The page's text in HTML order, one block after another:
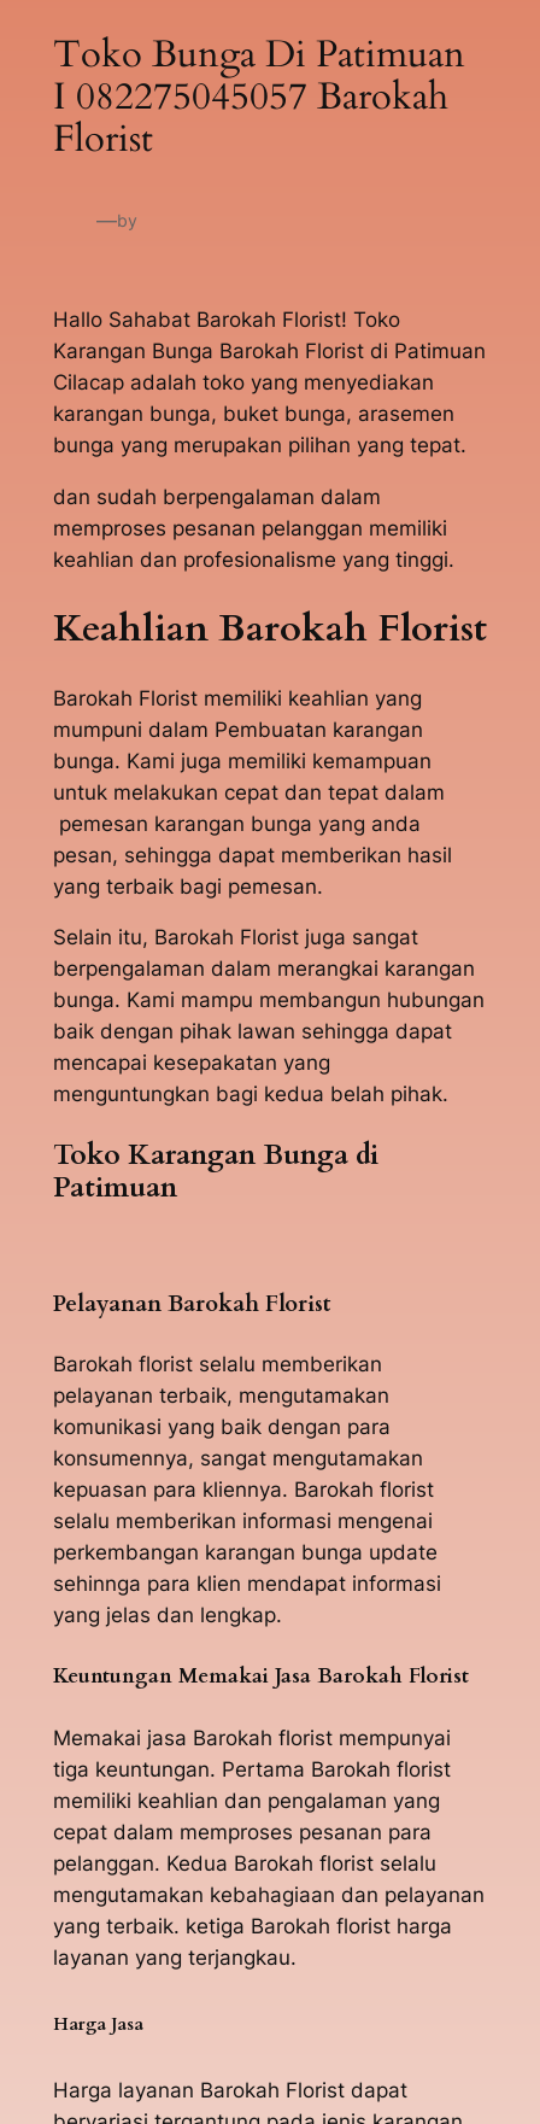
Toko Bunga Di Patimuan
I 082275045057 Barokah
Florist
—by
Hallo Sahabat Barokah Florist! Toko
Karangan Bunga Barokah Florist di Patimuan
Cilacap adalah toko yang menyediakan
karangan bunga, buket bunga, arasemen
bunga yang merupakan pilihan yang tepat.
dan sudah berpengalaman dalam
memproses pesanan pelanggan memiliki
keahlian dan profesionalisme yang tinggi.
Keahlian Barokah Florist
Barokah Florist memiliki keahlian yang
mumpuni dalam Pembuatan karangan
bunga. Kami juga memiliki kemampuan
untuk melakukan cepat dan tepat dalam
pemesan karangan bunga yang anda
pesan, sehingga dapat memberikan hasil
yang terbaik bagi pemesan.
Selain itu, Barokah Florist juga sangat
berpengalaman dalam merangkai karangan
bunga. Kami mampu membangun hubungan
baik dengan pihak lawan sehingga dapat
mencapai kesepakatan yang
menguntungkan bagi kedua belah pihak.
Toko Karangan Bunga di
Patimuan
Pelayanan Barokah Florist
Barokah florist selalu memberikan
pelayanan terbaik, mengutamakan
komunikasi yang baik dengan para
konsumennya, sangat mengutamakan
kepuasan para kliennya. Barokah florist
selalu memberikan informasi mengenai
perkembangan karangan bunga update
sehinnga para klien mendapat informasi
yang jelas dan lengkap.
Keuntungan Memakai Jasa Barokah Florist
Memakai jasa Barokah florist mempunyai
tiga keuntungan. Pertama Barokah florist
memiliki keahlian dan pengalaman yang
cepat dalam memproses pesanan para
pelanggan. Kedua Barokah florist selalu
mengutamakan kebahagiaan dan pelayanan
yang terbaik. ketiga Barokah florist harga
layanan yang terjangkau.
Harga Jasa
Harga layanan Barokah Florist dapat